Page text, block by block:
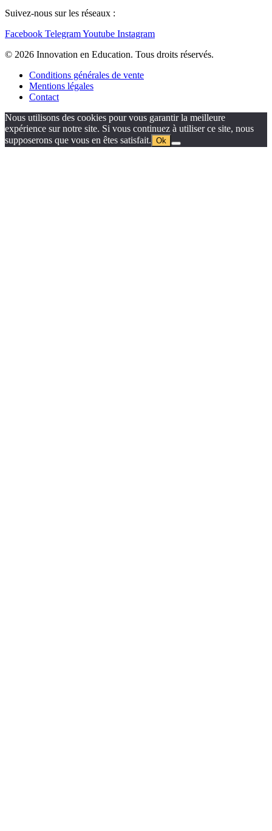
Suivez-nous sur les réseaux :
Facebook TelegramYoutube Instagram
© 2026 Innovation en Education. Tous droits réservés.
Conditions générales de vente
Mentions légales
Contact
Nous utilisons des cookies pour vous garantir la meilleure
expérience sur notre site. Si vous continuez à utiliser ce site, nous
supposerons que vous en êtes satisfait. Ok